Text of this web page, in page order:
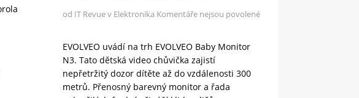
od IT Revue v Elektronika Komentáře nejsou povolené
EVOLVEO uvádí na trh EVOLVEO Baby Monitor
N3. Tato dětská video chůvička zajistí
nepřetržitý dozor dítěte až do vzdálenosti 300
metrů. Přenosný barevný monitor a řada